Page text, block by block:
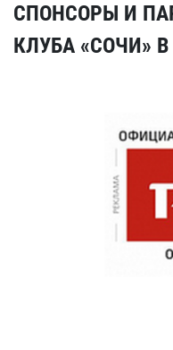
СПОНСОРЫ И
КЛУБА «СОЧИ» В